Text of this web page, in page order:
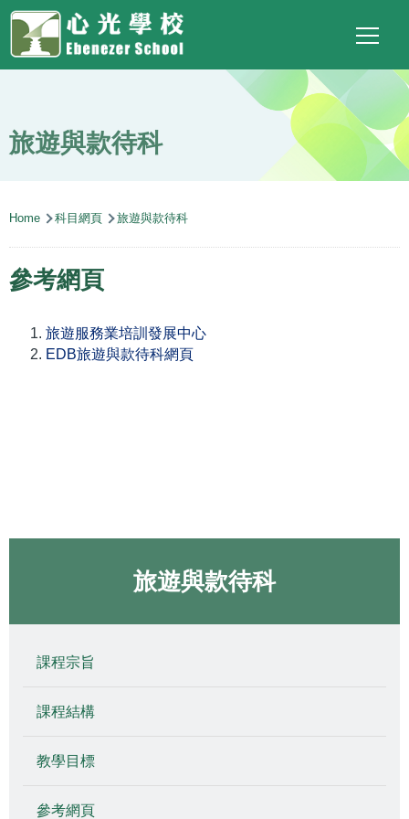
Skip to main content
Top
Social
Link
(ENG)
Language
switcher
Main
navigation
旅遊與款待科
Breadcrumb
Home 科目網頁 旅遊與款待科
參考網頁
旅遊服務業培訓發展中心
EDB旅遊與款待科網頁
旅遊與款待科
課程宗旨
課程結構
教學目標
參考網頁